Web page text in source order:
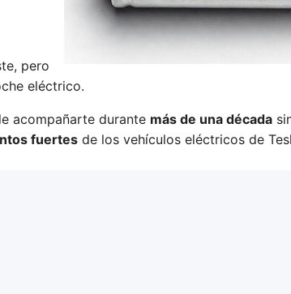
pero
eléctrico.
acompañarte durante más de una década
fuertes de los vehículos eléctricos de